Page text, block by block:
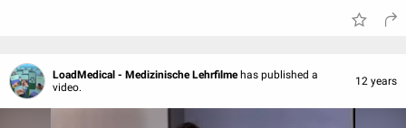
LoadMedical - Medizinische Lehrfilme has published a
video.
12 years